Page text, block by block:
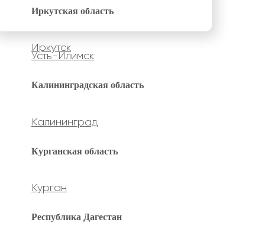
Иркутская область
Иркутск
Усть-Илимск
Калининградская область
Калининград
Курганская область
Курган
Республика Дагестан